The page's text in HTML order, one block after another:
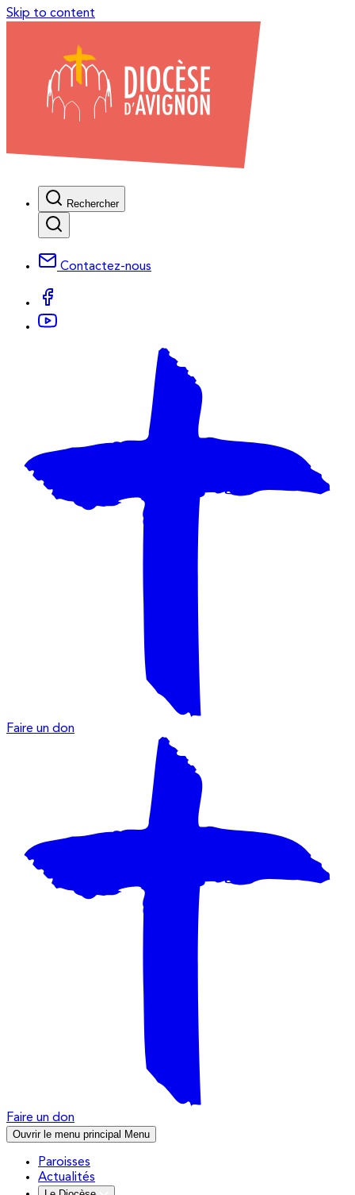
Skip to content
Rechercher
Contactez-nous
Faire un don
Faire un don
Ouvrir le menu principal Menu
Paroisses
Actualités